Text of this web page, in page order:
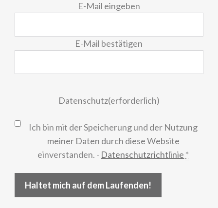
E-Mail eingeben
E-Mail bestätigen
Datenschutz(erforderlich)
Ich bin mit der Speicherung und der Nutzung
meiner Daten durch diese Website
einverstanden. - Datenschutzrichtlinie *
Haltet mich auf dem Laufenden!